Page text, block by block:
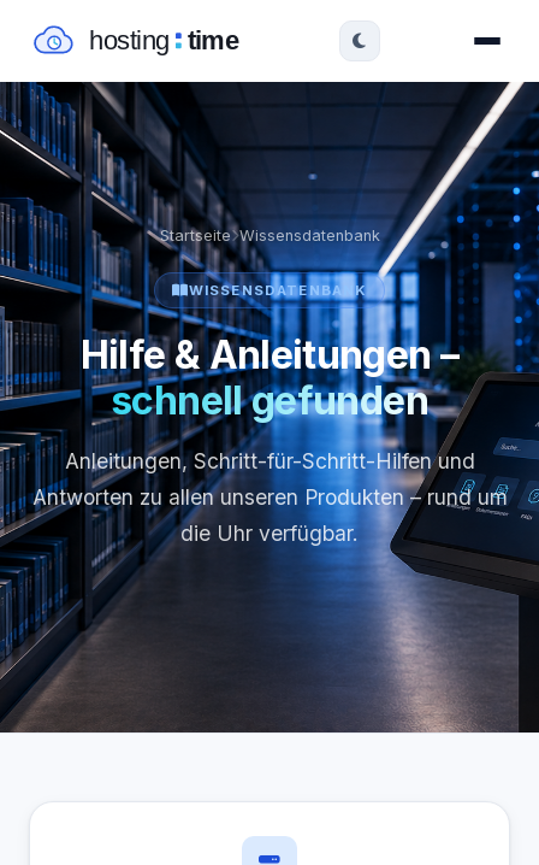
Startseite Wissensdatenbank
WISSENSDATENBANK
Hilfe & Anleitungen –
schnell gefunden
Anleitungen, Schritt-für-Schritt-Hilfen und
Antworten zu allen unseren Produkten – rund um
die Uhr verfügbar.